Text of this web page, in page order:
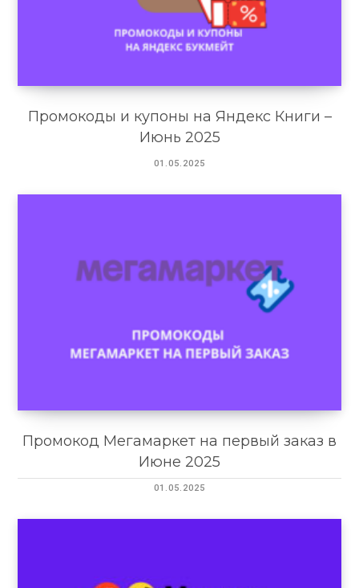
Промокоды и купоны на Яндекс Книги –
Июнь 2025
01.05.2025
Промокод Мегамаркет на первый заказ в
Июне 2025
01.05.2025